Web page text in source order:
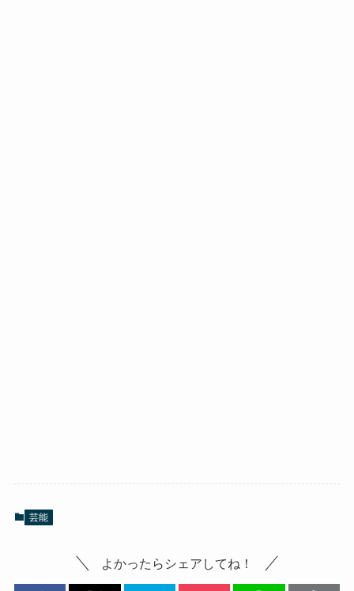
芸能
よかったらシェアしてね！